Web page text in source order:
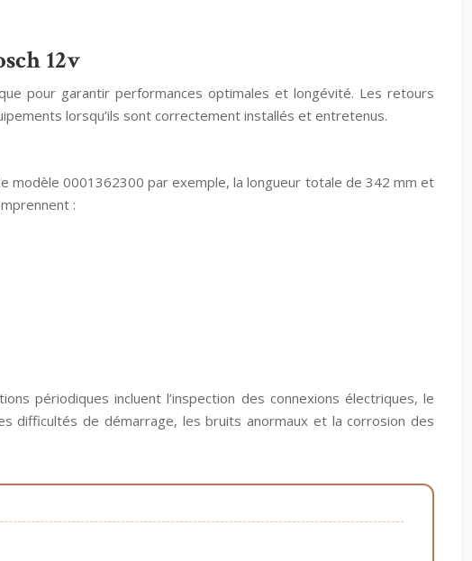
12v
pour garantir performances optimales et longévité. Les retours
lorsqu’ils sont correctement installés et entretenus.
modèle 0001362300 par exemple, la longueur totale de 342 mm et
:
périodiques incluent l’inspection des connexions électriques, le
difficultés de démarrage, les bruits anormaux et la corrosion des